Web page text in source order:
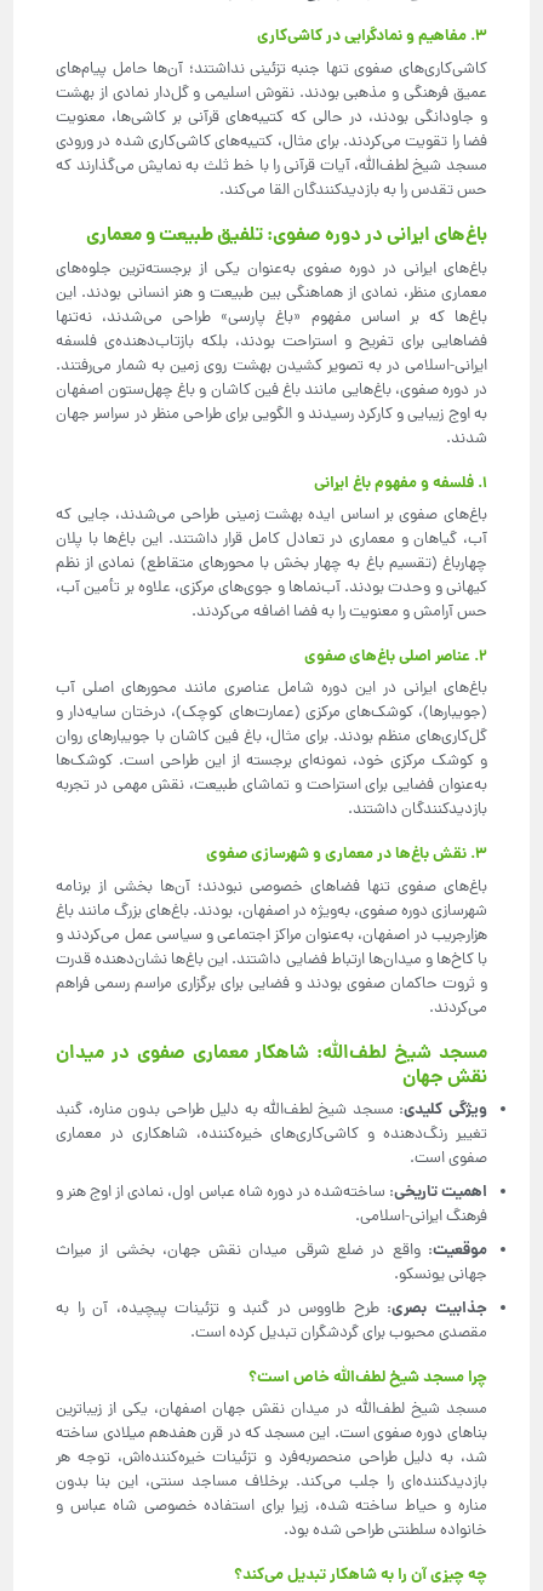
3. مفاهیم و نمادگرایی در کاشی‌کاری
کاشی‌کاری‌های صفوی تنها جنبه تزئینی نداشتند؛ آن‌ها حامل پیام‌های
عمیق فرهنگی و مذهبی بودند. نقوش اسلیمی و گل‌دار نمادی از بهشت
و جاودانگی بودند، در حالی که کتیبه‌های قرآنی بر کاشی‌ها، معنویت
فضا را تقویت می‌کردند. برای مثال، کتیبه‌های کاشی‌کاری شده در ورودی
مسجد شیخ لطف‌الله، آیات قرآنی را با خط ثلث به نمایش می‌گذارند که
حس تقدس را به بازدیدکنندگان القا می‌کند.
باغ‌های ایرانی در دوره صفوی: تلفیق طبیعت و معماری
باغ‌های ایرانی در دوره صفوی به‌عنوان یکی از برجسته‌ترین جلوه‌های
معماری منظر، نمادی از هماهنگی بین طبیعت و هنر انسانی بودند. این
باغ‌ها که بر اساس مفهوم «باغ پارسی» طراحی می‌شدند، نه‌تنها
فضاهایی برای تفریح و استراحت بودند، بلکه بازتاب‌دهنده‌ی فلسفه
ایرانی-اسلامی در به تصویر کشیدن بهشت روی زمین به شمار می‌رفتند.
در دوره صفوی، باغ‌هایی مانند باغ فین کاشان و باغ چهل‌ستون اصفهان
به اوج زیبایی و کارکرد رسیدند و الگویی برای طراحی منظر در سراسر جهان
شدند.
1. فلسفه و مفهوم باغ ایرانی
باغ‌های صفوی بر اساس ایده بهشت زمینی طراحی می‌شدند، جایی که
آب، گیاهان و معماری در تعادل کامل قرار داشتند. این باغ‌ها با پلان
چهارباغ (تقسیم باغ به چهار بخش با محورهای متقاطع) نمادی از نظم
کیهانی و وحدت بودند. آب‌نماها و جوی‌های مرکزی، علاوه بر تأمین آب،
حس آرامش و معنویت را به فضا اضافه می‌کردند.
2. عناصر اصلی باغ‌های صفوی
باغ‌های ایرانی در این دوره شامل عناصری مانند محورهای اصلی آب
(جویبارها)، کوشک‌های مرکزی (عمارت‌های کوچک)، درختان سایه‌دار و
گل‌کاری‌های منظم بودند. برای مثال، باغ فین کاشان با جویبارهای روان
و کوشک مرکزی خود، نمونه‌ای برجسته از این طراحی است. کوشک‌ها
به‌عنوان فضایی برای استراحت و تماشای طبیعت، نقش مهمی در تجربه
بازدیدکنندگان داشتند.
3. نقش باغ‌ها در معماری و شهرسازی صفوی
باغ‌های صفوی تنها فضاهای خصوصی نبودند؛ آن‌ها بخشی از برنامه
شهرسازی دوره صفوی، به‌ویژه در اصفهان، بودند. باغ‌های بزرگ مانند باغ
هزارجریب در اصفهان، به‌عنوان مراکز اجتماعی و سیاسی عمل می‌کردند و
با کاخ‌ها و میدان‌ها ارتباط فضایی داشتند. این باغ‌ها نشان‌دهنده قدرت
و ثروت حاکمان صفوی بودند و فضایی برای برگزاری مراسم رسمی فراهم
می‌کردند.
مسجد شیخ لطف‌الله: شاهکار معماری صفوی در میدان
نقش جهان
ویژگی کلیدی: مسجد شیخ لطف‌الله به دلیل طراحی بدون مناره، گنبد
تغییر رنگ‌دهنده و کاشی‌کاری‌های خیره‌کننده، شاهکاری در معماری
صفوی است.
اهمیت تاریخی: ساخته‌شده در دوره شاه عباس اول، نمادی از اوج هنر و
فرهنگ ایرانی-اسلامی.
موقعیت: واقع در ضلع شرقی میدان نقش جهان، بخشی از میراث
جهانی یونسکو.
جذابیت بصری: طرح طاووس در گنبد و تزئینات پیچیده، آن را به
مقصدی محبوب برای گردشگران تبدیل کرده است.
چرا مسجد شیخ لطف‌الله خاص است؟
مسجد شیخ لطف‌الله در میدان نقش جهان اصفهان، یکی از زیباترین
بناهای دوره صفوی است. این مسجد که در قرن هفدهم میلادی ساخته
شد، به دلیل طراحی منحصربه‌فرد و تزئینات خیره‌کننده‌اش، توجه هر
بازدیدکننده‌ای را جلب می‌کند. برخلاف مساجد سنتی، این بنا بدون
مناره و حیاط ساخته شده، زیرا برای استفاده خصوصی شاه عباس و
خانواده سلطنتی طراحی شده بود.
چه چیزی آن را به شاهکار تبدیل می‌کند؟